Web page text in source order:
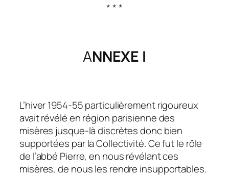
* * *
ANNEXE I
L’hiver 1954-55 particulièrement rigoureux
avait révélé en région parisienne des
misères jusque-là discrètes donc bien
supportées par la Collectivité. Ce fut le rôle
de l’abbé Pierre, en nous révélant ces
misères, de nous les rendre insupportables.